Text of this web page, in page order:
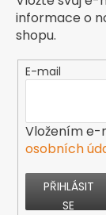
informace o
shopu.
E-mail
Vložením e-
osobních
PŘIHLÁSIT
SE